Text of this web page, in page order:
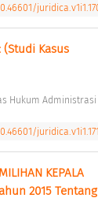
(Studi Kasus
Hukum Administrasi
juridica.v1i1.171
KEPALA
2015 Tentang